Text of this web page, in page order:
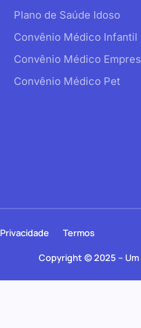
Plano de Saúde Idoso
Convênio Médico Infantil
Convênio Médico
Convênio Médico Pet
Copyright © 2025 –
Privacidade Termos